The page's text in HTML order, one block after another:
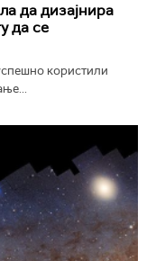
да дизајнира
да се
користили